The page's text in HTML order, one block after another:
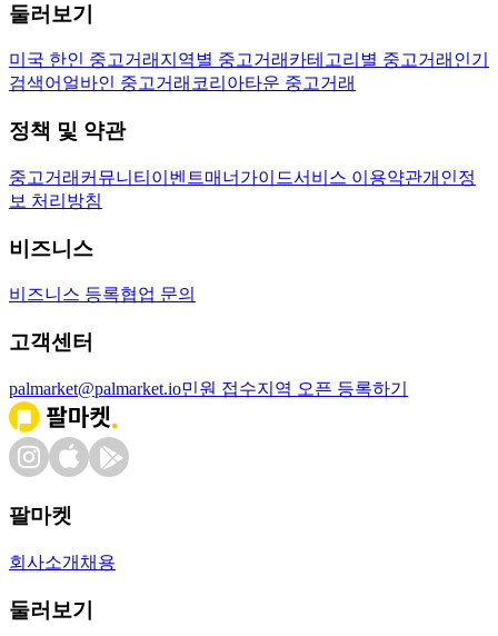
둘러보기
미국 한인 중고거래 지역별 중고거래 카테고리별 중고거래 인기
검색어 얼바인 중고거래 코리아타운 중고거래
정책 및 약관
중고거래 커뮤니티 이벤트매너가이드서비스 이용약관개인정
보 처리방침
비즈니스
비즈니스 등록협업 문의
고객센터
palmarket@palmarket.io민원 접수지역 오픈 등록하기
팔마켓
회사소개 채용
둘러보기